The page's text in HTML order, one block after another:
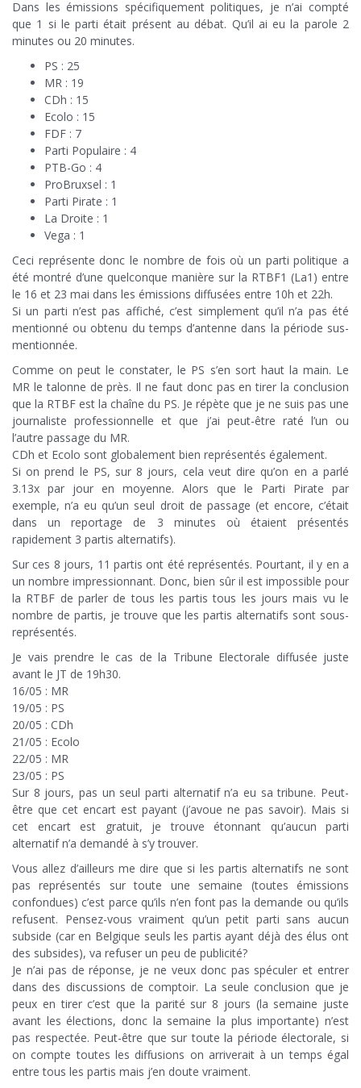
Dans les émissions spécifiquement politiques, je n’ai compté
que 1 si le parti était présent au débat. Qu’il ai eu la parole 2
minutes ou 20 minutes.
PS : 25
MR : 19
CDh : 15
Ecolo : 15
FDF : 7
Parti Populaire : 4
PTB-Go : 4
ProBruxsel : 1
Parti Pirate : 1
La Droite : 1
Vega : 1
Ceci représente donc le nombre de fois où un parti politique a
été montré d’une quelconque manière sur la RTBF1 (La1) entre
le 16 et 23 mai dans les émissions diffusées entre 10h et 22h.
Si un parti n’est pas affiché, c’est simplement qu’il n’a pas été
mentionné ou obtenu du temps d’antenne dans la période sus-
mentionnée.
Comme on peut le constater, le PS s’en sort haut la main. Le
MR le talonne de près. Il ne faut donc pas en tirer la conclusion
que la RTBF est la chaîne du PS. Je répète que je ne suis pas une
journaliste professionnelle et que j’ai peut-être raté l’un ou
l’autre passage du MR.
CDh et Ecolo sont globalement bien représentés également.
Si on prend le PS, sur 8 jours, cela veut dire qu’on en a parlé
3.13x par jour en moyenne. Alors que le Parti Pirate par
exemple, n’a eu qu’un seul droit de passage (et encore, c’était
dans un reportage de 3 minutes où étaient présentés
rapidement 3 partis alternatifs).
Sur ces 8 jours, 11 partis ont été représentés. Pourtant, il y en a
un nombre impressionnant. Donc, bien sûr il est impossible pour
la RTBF de parler de tous les partis tous les jours mais vu le
nombre de partis, je trouve que les partis alternatifs sont sous-
représentés.
Je vais prendre le cas de la Tribune Electorale diffusée juste
avant le JT de 19h30.
16/05 : MR
19/05 : PS
20/05 : CDh
21/05 : Ecolo
22/05 : MR
23/05 : PS
Sur 8 jours, pas un seul parti alternatif n’a eu sa tribune. Peut-
être que cet encart est payant (j’avoue ne pas savoir). Mais si
cet encart est gratuit, je trouve étonnant qu’aucun parti
alternatif n’a demandé à s’y trouver.
Vous allez d’ailleurs me dire que si les partis alternatifs ne sont
pas représentés sur toute une semaine (toutes émissions
confondues) c’est parce qu’ils n’en font pas la demande ou qu’ils
refusent. Pensez-vous vraiment qu’un petit parti sans aucun
subside (car en Belgique seuls les partis ayant déjà des élus ont
des subsides), va refuser un peu de publicité?
Je n’ai pas de réponse, je ne veux donc pas spéculer et entrer
dans des discussions de comptoir. La seule conclusion que je
peux en tirer c’est que la parité sur 8 jours (la semaine juste
avant les élections, donc la semaine la plus importante) n’est
pas respectée. Peut-être que sur toute la période électorale, si
on compte toutes les diffusions on arriverait à un temps égal
entre tous les partis mais j’en doute vraiment.